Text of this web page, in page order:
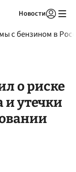
Новости
с бензином в
о риске
утечки